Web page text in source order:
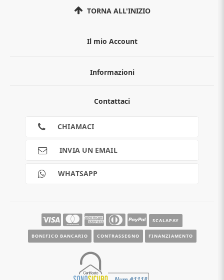
TORNA ALL'INIZIO
Il mio Account
Informazioni
Guida all'acquisto
Scalapay
Contattaci
CHIAMACI
INVIA UN EMAIL
WHATSAPP
SCALAPAY
BONIFICO BANCARIO CONTRASSEGNO FINANZIAMENTO